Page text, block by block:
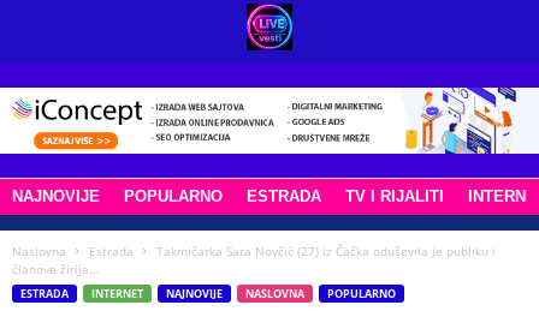
NAJNOVIJE POPULARNO ESTRADA TV I RIJALITI
Naslovna Estrada
Takmičarka Sara Novčić (27) iz Čačka oduševila je publiku i
članove žirija...
ESTRADA INTERNET NAJNOVIJE NASLOVNA POPULARNO